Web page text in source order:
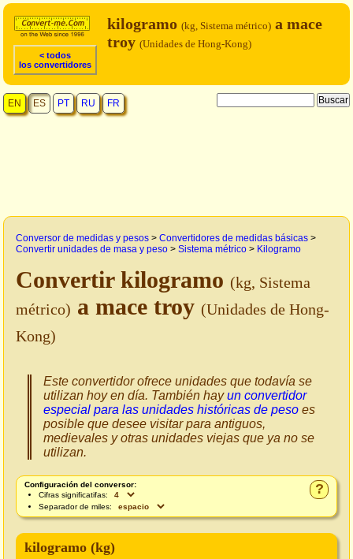
< todos
los convertidores
kilogramo (kg, Sistema métrico) a mace
troy (Unidades de Hong-Kong)
EN ES PT RU FR
Conversor de medidas y pesos > Convertidores de medidas básicas >
Convertir unidades de masa y peso > Sistema métrico > Kilogramo
Convertir kilogramo (kg, Sistema
métrico) a mace troy (Unidades de Hong-
Kong)
Este convertidor ofrece unidades que todavía se
utilizan hoy en día. También hayun convertidor
especial para las unidades históricas de peso es
posible que desee visitar para antiguos,
medievales y otras unidades viejas que ya no se
utilizan.
?
Configuración del conversor:
Cifras significatifas:
Separador de miles:
kilogramo (kg)